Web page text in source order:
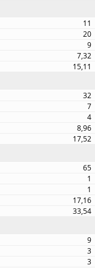
11
20
9
7,32
15,11
32
7
4
8,96
17,52
65
1
1
17,16
33,54
9
3
3